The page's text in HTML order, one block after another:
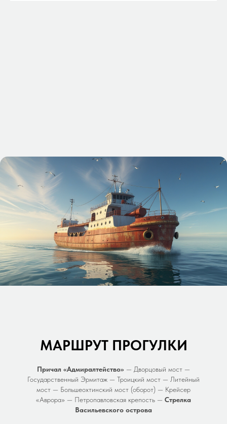
МАРШРУТ ПРОГУЛКИ
Причал «Адмиралтейство» — Дворцовый мост —
Государственный Эрмитаж — Троицкий мост — Литейный
мост — Большеохтинский мост (оборот) — Крейсер
«Аврора» — Петропавловская крепость — Стрелка
Васильевского острова